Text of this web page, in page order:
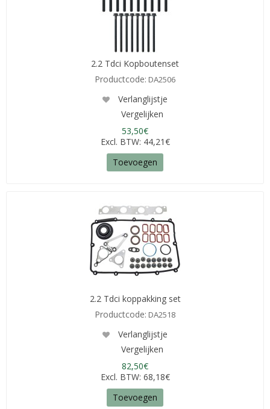
2.2 Tdci Kopboutenset
Productcode: DA2506
Verlanglijstje
Vergelijken
53,50€
Excl. BTW: 44,21€
Toevoegen
2.2 Tdci koppakking set
Productcode: DA2518
Verlanglijstje
Vergelijken
82,50€
Excl. BTW: 68,18€
Toevoegen